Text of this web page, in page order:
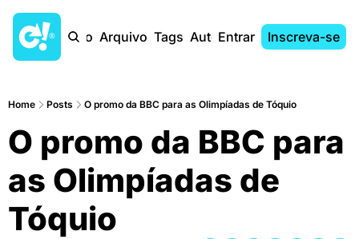
Início Arquivo Tags AutoresEntrar Inscreva-se
Home Posts O promo da BBC para as Olimpíadas de Tóquio
O promo da BBC para
as Olimpíadas de
Tóquio